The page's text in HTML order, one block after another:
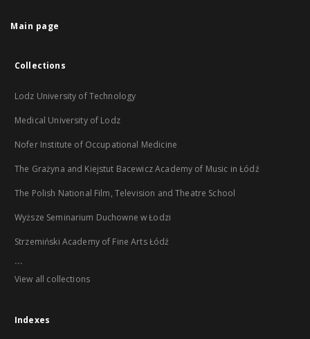
Main page
Collections
Lodz University of Technology
Medical University of Lodz
Nofer Institute of Occupational Medicine
The Grażyna and Kiejstut Bacewicz Academy of Music in Łódź
The Polish National Film, Television and Theatre School
Wyższe Seminarium Duchowne w Łodzi
Strzemiński Academy of Fine Arts Łódź
...
View all collections
Indexes